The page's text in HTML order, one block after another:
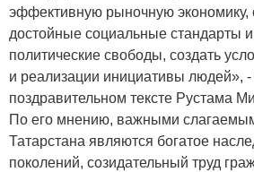
эффективную рыночную экономику,
достойные социальные стандарты
политические свободы, создать
и реализации инициативы людей», -
поздравительном тексте Рустама
По его мнению, важными
Татарстана являются богатое
поколений, созидательный труд